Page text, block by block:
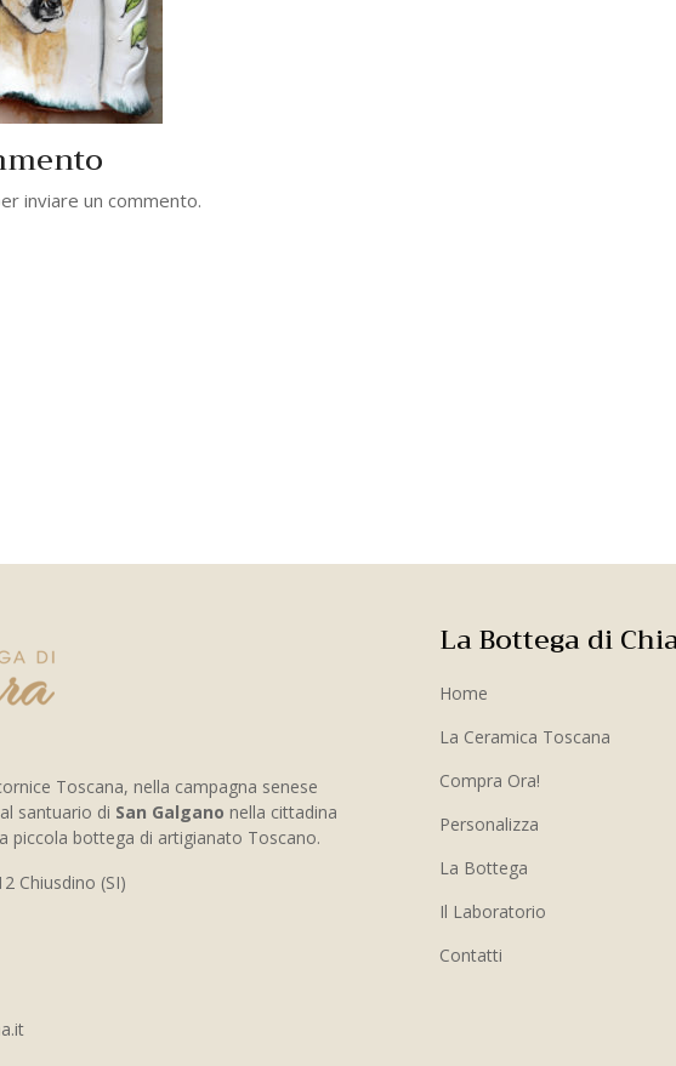
inviare un commento.
Toscana, nella campagna senese
santuario di San Galgano nella cittadina
piccola bottega di artigianato Toscano.
Chiusdino (SI)
La Bottega di
Home
La Ceramica Toscana
Compra Ora!
Personalizza
La Bottega
Il Laboratorio
Contatti